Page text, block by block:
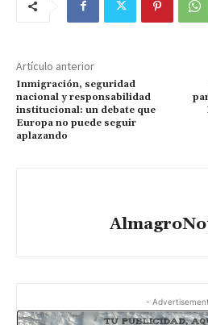
Artículo anterior
Inmigración, seguridad
nacional y responsabilidad
institucional: un debate que
Europa no puede seguir
aplazando
-